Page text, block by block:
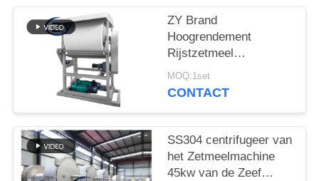
ZY Brand
Hoogrendement
Rijstzetmeel
Ontwateringsmachine –
Stabiele Prestaties
MOQ:1set
CONTACT
SS304 centrifugeer van
het Zetmeelmachine
45kw van de Zeef